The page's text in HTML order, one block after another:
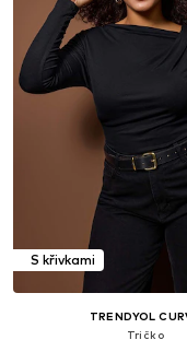
S křivkami
TRENDYOL
Tričko